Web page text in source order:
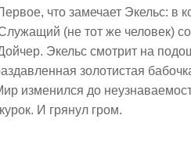
что замечает Экельс: в
(не тот же человек)
Экельс смотрит на
золотистая
изменился до
И грянул гром.